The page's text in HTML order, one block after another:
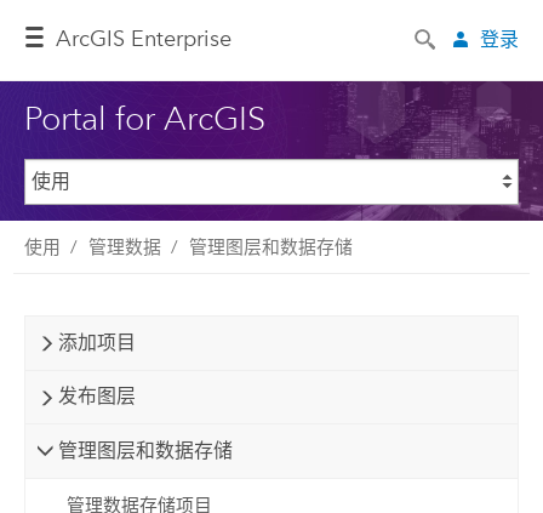
ArcGIS Enterprise 登录
Portal for ArcGIS
使用 管理数据 管理图层和数据存储
添加项目
发布图层
管理图层和数据存储
管理数据存储项目